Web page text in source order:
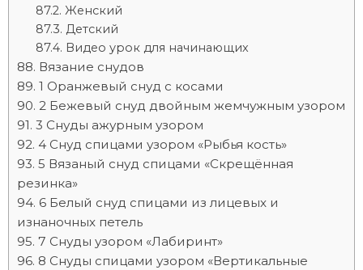
Женский
Детский
Видео урок для начинающих
Вязание снудов
1 Оранжевый снуд с косами
2 Бежевый снуд двойным жемчужным узором
3 Снуды ажурным узором
4 Cнуд спицами узором «Рыбья кость»
5 Вязаный снуд спицами «Скрещённая
резинка»
6 Белый снуд спицами из лицевых и
изнаночных петель
7 Снуды узором «Лабиринт»
8 Снуды спицами узором «Вертикальные